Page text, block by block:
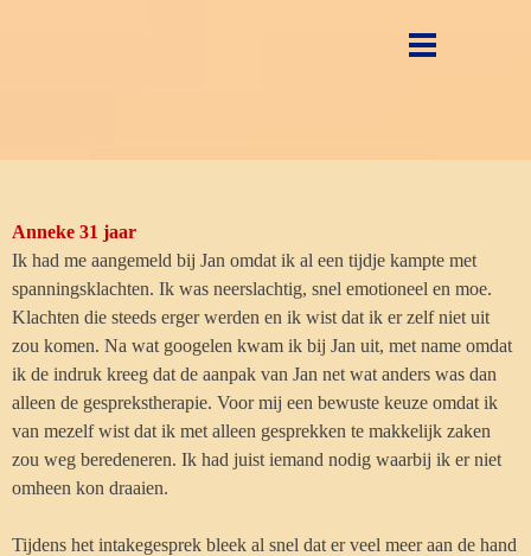
Anneke 31 jaar
Ik had me aangemeld bij Jan omdat ik al een tijdje kampte met
spanningsklachten. Ik was neerslachtig, snel emotioneel en moe.
Klachten die steeds erger werden en ik wist dat ik er zelf niet uit
zou komen. Na wat googelen kwam ik bij Jan uit, met name omdat
ik de indruk kreeg dat de aanpak van Jan net wat anders was dan
alleen de gesprekstherapie. Voor mij een bewuste keuze omdat ik
van mezelf wist dat ik met alleen gesprekken te makkelijk zaken
zou weg beredeneren. Ik had juist iemand nodig waarbij ik er niet
omheen kon draaien.
Tijdens het intakegesprek bleek al snel dat er veel meer aan de hand